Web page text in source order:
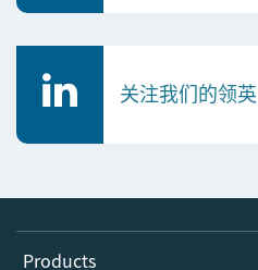
关注我们的领英
Products